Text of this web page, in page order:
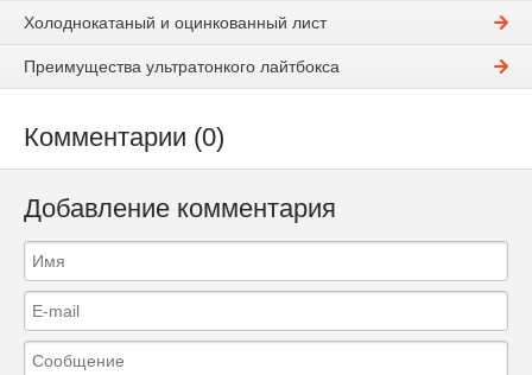
Холоднокатаный и оцинкованный лист
Преимущества ультратонкого лайтбокса
Комментарии (0)
Добавление комментария